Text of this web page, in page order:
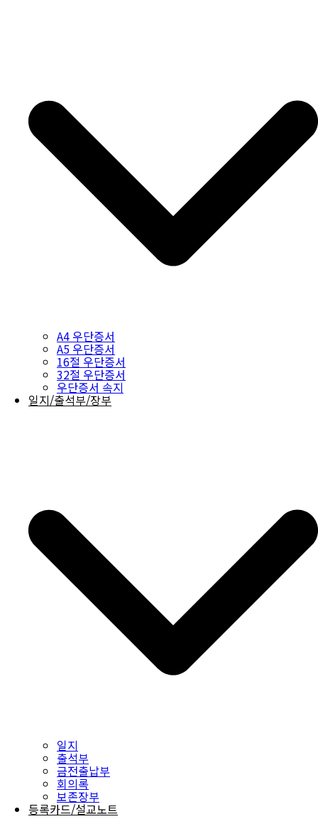
A4 우단증서
A5 우단증서
16절 우단증서
32절 우단증서
우단증서 속지
일지/출석부/장부
일지
출석부
금전출납부
회의록
보존장부
등록카드/설교노트